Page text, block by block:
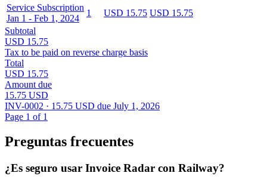
Service Subscription
Jan 1 - Feb 1, 2024
1 USD 15.75 USD 15.75
Subtotal
USD 15.75
Tax to be paid on reverse charge basis
Total
USD 15.75
Amount due
15.75 USD
INV-0002 · 15.75 USD due July 1, 2026
Page 1 of 1
Preguntas frecuentes
¿Es seguro usar Invoice Radar con Railway?